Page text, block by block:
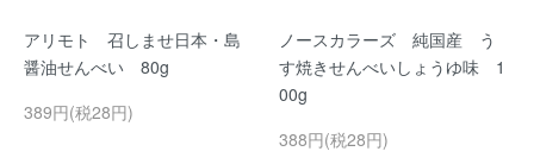
アリモト 召しませ日本・島
醤油せんべい 80g
389円(税28円)
ノースカラーズ 純国産 う
す焼きせんべいしょうゆ味 1
00g
388円(税28円)